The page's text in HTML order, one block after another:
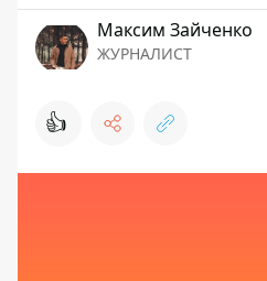
Максим Зайченко
ЖУРНАЛИСТ
👍